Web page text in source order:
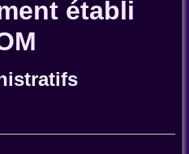
établi